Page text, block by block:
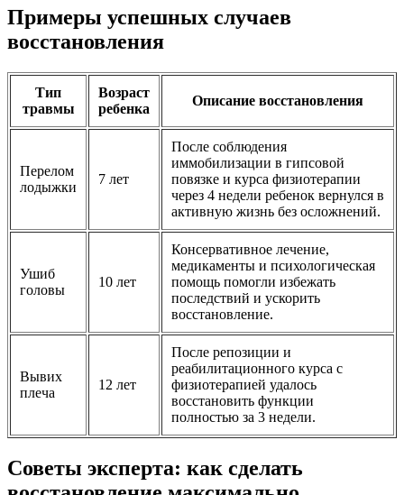
Примеры успешных случаев
восстановления
Тип
травмы
Возраст
ребенка
Описание восстановления
Перелом
лодыжки
7 лет
После соблюдения
иммобилизации в гипсовой
повязке и курса физиотерапии
через 4 недели ребенок вернулся в
активную жизнь без осложнений.
Ушиб
головы
10 лет
Консервативное лечение,
медикаменты и психологическая
помощь помогли избежать
последствий и ускорить
восстановление.
Вывих
плеча
12 лет
После репозиции и
реабилитационного курса с
физиотерапией удалось
восстановить функции
полностью за 3 недели.
Советы эксперта: как сделать